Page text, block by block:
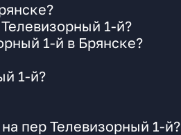
1-й?
1-й в Брянске?
1-й?
пер Телевизорный 1-й?